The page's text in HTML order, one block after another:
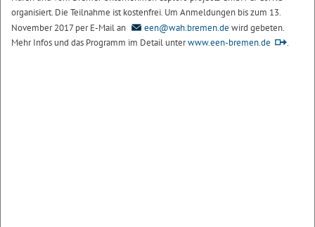
organisiert. Die Teilnahme ist kostenfrei. Um Anmeldungen bis zum 13.
November 2017 per E-Mail an
een@wah.bremen.de wird gebeten.
Mehr Infos und das Programm im Detail unterwww.een-bremen.de .